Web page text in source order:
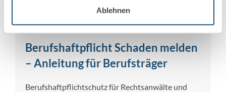
Ablehnen
4. Mai 2026
Berufshaftpflicht Schaden melden
– Anleitung für Berufsträger
Berufshaftpflichtschutz für Rechtsanwälte und